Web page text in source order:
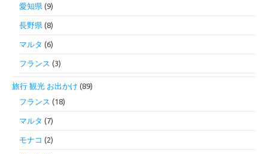
愛知県 (9)
長野県 (8)
マルタ (6)
フランス (3)
旅行 観光 お出かけ (89)
フランス (18)
マルタ (7)
モナコ (2)